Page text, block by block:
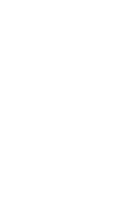
El TS pide a
suspenda la
para poder